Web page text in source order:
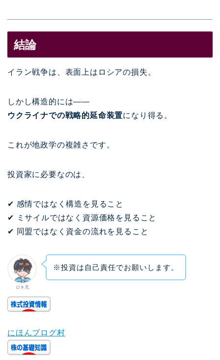
結論
イラン戦争は、表面上はロシアの損失。
しかし構造的には――
ウクライナでの戦略的延命装置になり得る。
これが地政学の複雑さです。
投資家に必要なのは、
✔ 感情ではなく構造を見ること
✔ ミサイルではなく資源価格を見ること
✔ 同盟ではなく資金の流れを見ること
ロキ兄
※投資は自己責任でお願いします。
にほんブログ村